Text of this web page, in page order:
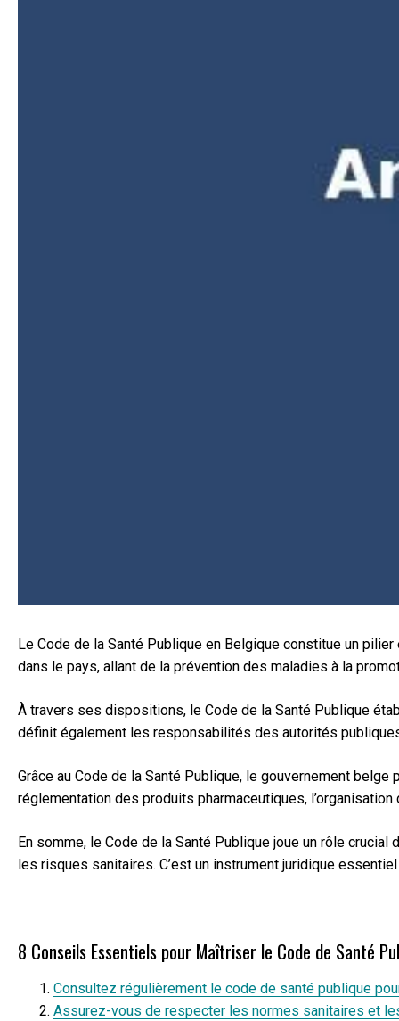
Le Code de la Santé Publique en Belgique constitue un
dans le pays, allant de la prévention des maladies à la
À travers ses dispositions, le Code de la Santé Publique
définit également les responsabilités des autorités
Grâce au Code de la Santé Publique, le gouvernement
réglementation des produits pharmaceutiques,
En somme, le Code de la Santé Publique joue un rôle
les risques sanitaires. C’est un instrument juridique
8 Conseils Essentiels pour Maîtriser le Code de Santé
Consultez régulièrement le code de santé publique
Assurez-vous de respecter les normes sanitaires et